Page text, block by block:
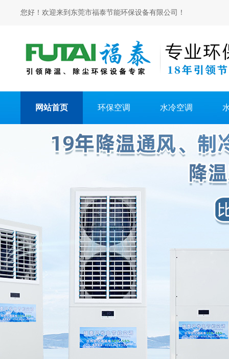
您好！欢迎来到东莞市福泰节能环保设备有限公司！
网站首页 环保空调 水冷空调